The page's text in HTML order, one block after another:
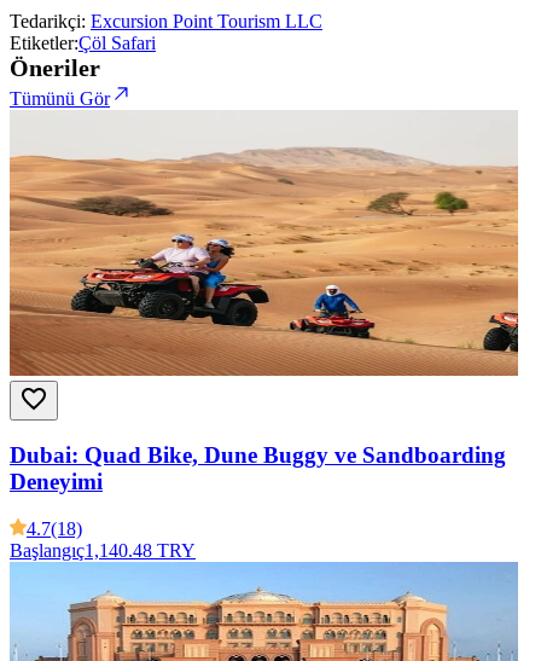
Tedarikçi: Excursion Point Tourism LLC
Etiketler:Çöl Safari
Öneriler
Tümünü Gör
Dubai: Quad Bike, Dune Buggy ve Sandboarding
Deneyimi
4.7(18)
Başlangıç1,140.48 TRY